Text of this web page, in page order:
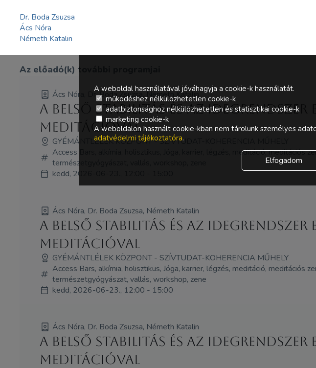
Dr. Boda Zsuzsa
Ács Nóra
Németh Katalin
Az előadó(k) további programjai
Ács Nóra, Dr. Boda Zsuzsa, Németh Katalin
A belső stabilitás és az idegrendszer
meditációval
GYÉMÁNTLÉLEK KÖZPONT - SZÍVTUDAT-KOHERENCIA MŰHELY
Access Bars, alkímia, holisztikus, Jóga, karrier, légzés, meditáció, meditációs
természetgyógyászat, vallás, workshop, zene
kedd, 2026-06-23., 12:00 - 15:00
Ács Nóra, Dr. Boda Zsuzsa, Németh Katalin
A belső stabilitás és az idegrendszer
meditációval
GYÉMÁNTLÉLEK KÖZPONT - SZÍVTUDAT-KOHERENCIA MŰHELY
Access Bars, alkímia, holisztikus, Jóga, karrier, légzés, meditáció, meditációs
természetgyógyászat, vallás, workshop, zene
kedd, 2026-06-23., 12:00 - 15:00
Ács Nóra, Dr. Boda Zsuzsa, Németh Katalin
A belső stabilitás és az idegrendszer
meditációval
A weboldal használatával jóváhagyja a cookie-k használatát.
működéshez nélkülözhetetlen cookie-k
adatbiztonsághoz nélkülözhetetlen és statisztikai cookie-k
marketing cookie-k
A weboldalon használt cookie-kban nem tárolunk személyes
adatvédelmi tájékoztatóra.
Elfogadom